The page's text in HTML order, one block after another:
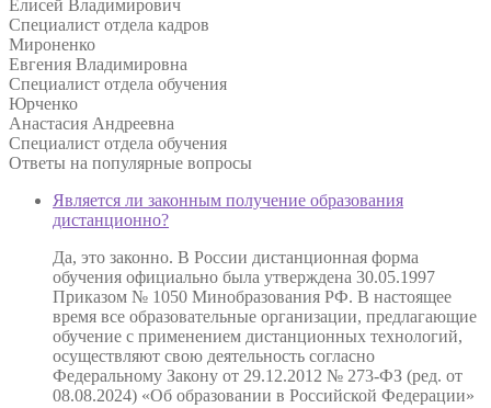
Елисей Владимирович
Специалист отдела кадров
Мироненко
Евгения Владимировна
Специалист отдела обучения
Юрченко
Анастасия Андреевна
Специалист отдела обучения
Ответы на популярные вопросы
Является ли законным получение образования
дистанционно?
Да, это законно. В России дистанционная форма
обучения официально была утверждена 30.05.1997
Приказом № 1050 Минобразования РФ. В настоящее
время все образовательные организации, предлагающие
обучение с применением дистанционных технологий,
осуществляют свою деятельность согласно
Федеральному Закону от 29.12.2012 № 273-ФЗ (ред. от
08.08.2024) «Об образовании в Российской Федерации»